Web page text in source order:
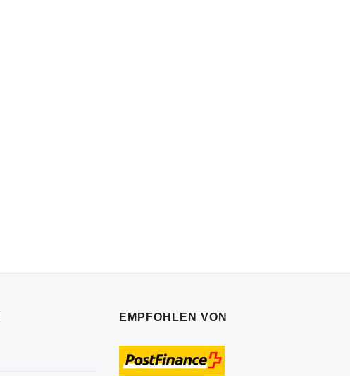
EMPFOHLEN VON